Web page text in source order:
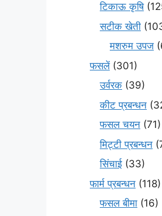
टिकाऊ कृषि
सटीक खेती
मशरुम उपज
फसलें(301)
उर्वरक (39)
कीट प्रबन्धन
फसल चयन (71)
मि‌ट्टी प्रबन्धन
सिंचाई (33)
फार्म प्रबन्धन (118)
फसल बीमा (16)